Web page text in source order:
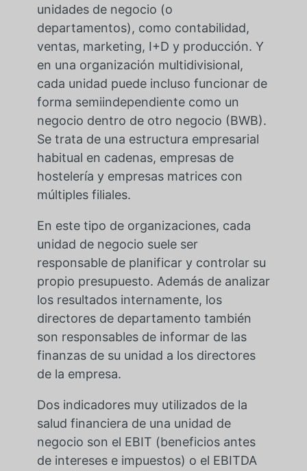
unidades de negocio (o
departamentos), como contabilidad,
ventas, marketing, I+D y producción. Y
en una organización multidivisional,
cada unidad puede incluso funcionar de
forma semiindependiente como un
negocio dentro de otro negocio (BWB).
Se trata de una estructura empresarial
habitual en cadenas, empresas de
hostelería y empresas matrices con
múltiples filiales.
En este tipo de organizaciones, cada
unidad de negocio suele ser
responsable de planificar y controlar su
propio presupuesto. Además de analizar
los resultados internamente, los
directores de departamento también
son responsables de informar de las
finanzas de su unidad a los directores
de la empresa.
Dos indicadores muy utilizados de la
salud financiera de una unidad de
negocio son el EBIT (beneficios antes
de intereses e impuestos) o el EBITDA